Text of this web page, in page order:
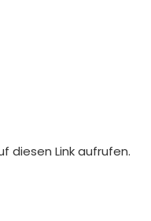
diesen Link aufrufen.